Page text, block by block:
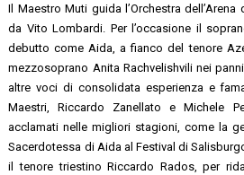
Il Maestro Muti guida l’Orchestra
da Vito Lombardi. Per l’occasione il
debutto come Aida, a fianco del tenore
mezzosoprano Anita Rachvelishvili nei
altre voci di consolidata esperienza e
Maestri, Riccardo Zanellato e Michele
acclamati nelle migliori stagioni, come la
Sacerdotessa di Aida al Festival di
il tenore triestino Riccardo Rados, per